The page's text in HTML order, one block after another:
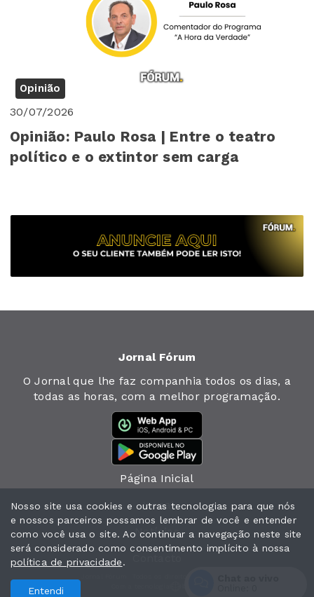
Opinião
30/07/2026
Opinião: Paulo Rosa | Entre o teatro
político e o extintor sem carga
Jornal Fórum
O Jornal que lhe faz companhia todos os dias, a
todas as horas, com a melhor programação.
Página Inicial
Jornal
Notícias
Nosso site usa cookies e outras tecnologias para que nós
e nossos parceiros possamos lembrar de você e entender
como você usa o site. Ao continuar a navegação neste site
será considerado como consentimento implícito à nossa
política de privacidade.
Entendi